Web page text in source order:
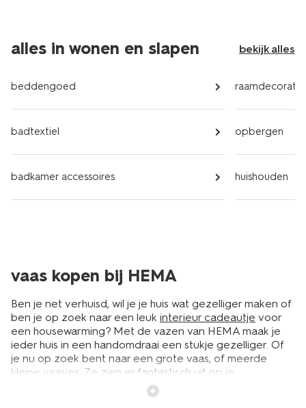
alles in wonen en slapen bekijk alles
beddengoed
badtextiel
badkamer accessoires
raamdecoratie
opbergen
huishouden
vaas kopen bij HEMA
Ben je net verhuisd, wil je je huis wat gezelliger maken of
ben je op zoek naar een leuk interieur cadeautje voor
een housewarming? Met de vazen van HEMA maak je
ieder huis in een handomdraai een stukje gezelliger. Of
je nu op zoek bent naar een grote vaas, of meerde
kleine vaasjes. Ze zien er fantastisch uit op je
nachtkastje, vensterbank, eettafel of op de schouw. Zet
verse bloemen in de vaas of gebruik een mooi